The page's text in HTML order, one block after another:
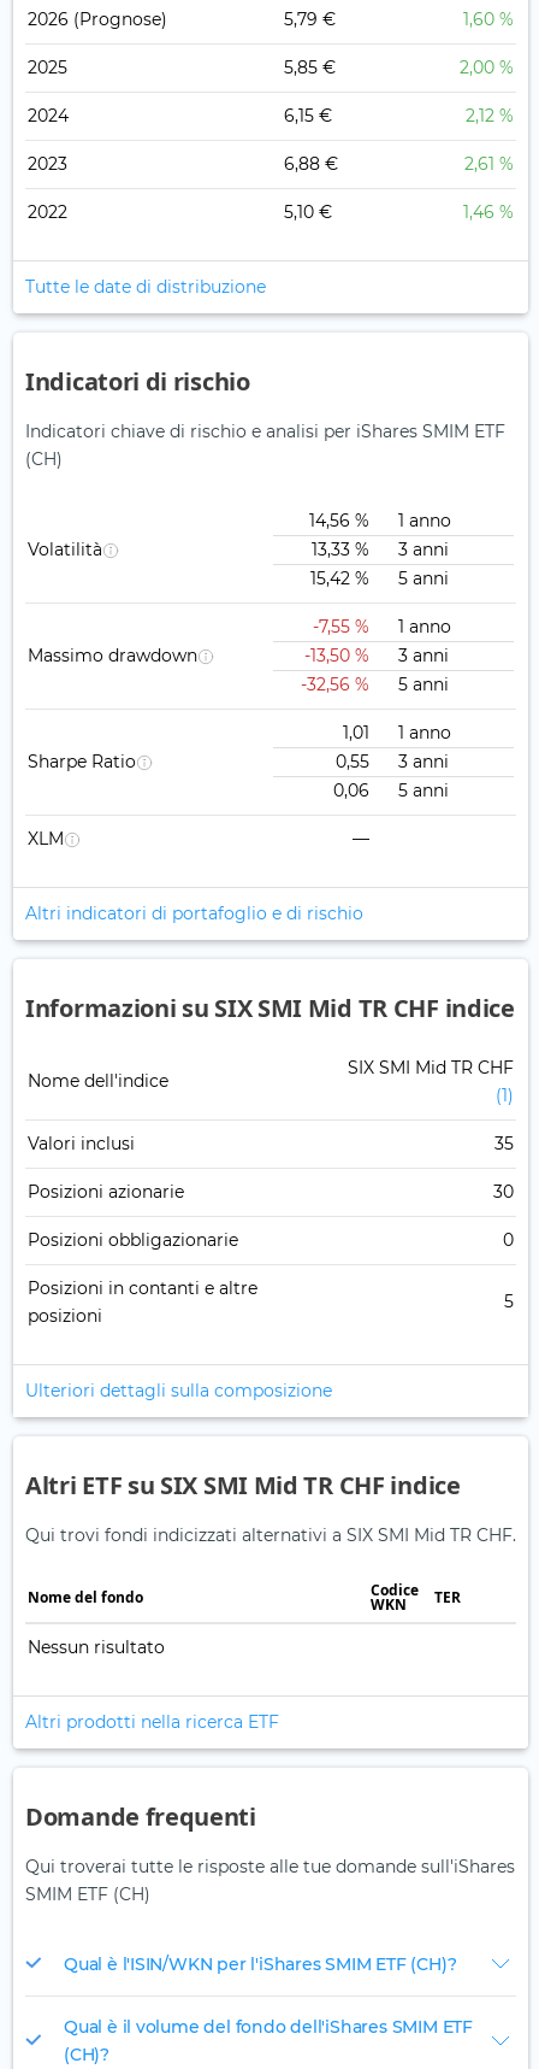
2026 (Prognose) 5,79 € 1,60 %
2025 5,85 € 2,00 %
2024 6,15 € 2,12 %
2023 6,88 € 2,61 %
2022 5,10 € 1,46 %
Tutte le date di distribuzione
Indicatori di rischio
Indicatori chiave di rischio e analisi per iShares SMIM ETF
(CH)
Volatilità
14,56 %
1 anno
13,33 %
3 anni
15,42 %
5 anni
Massimo drawdown
-7,55 %
1 anno
-13,50 %
3 anni
-32,56 %
5 anni
Sharpe Ratio
1,01
1 anno
0,55
3 anni
0,06
5 anni
XLM —
Altri indicatori di portafoglio e di rischio
Informazioni su SIX SMI Mid TR CHF indice
Nome dell'indice
SIX SMI Mid TR CHF
(1)
Valori inclusi 35
Posizioni azionarie 30
Posizioni obbligazionarie 0
Posizioni in contanti e altre
posizioni
5
Ulteriori dettagli sulla composizione
Altri ETF su SIX SMI Mid TR CHF indice
Qui trovi fondi indicizzati alternativi a SIX SMI Mid TR CHF.
Nome del fondo Codice
WKN TER
Nessun risultato
Altri prodotti nella ricerca ETF
Domande frequenti
Qui troverai tutte le risposte alle tue domande sull'iShares
SMIM ETF (CH)
Qual è l'ISIN/WKN per l'iShares SMIM ETF (CH)?
Qual è il volume del fondo dell'iShares SMIM ETF
(CH)?